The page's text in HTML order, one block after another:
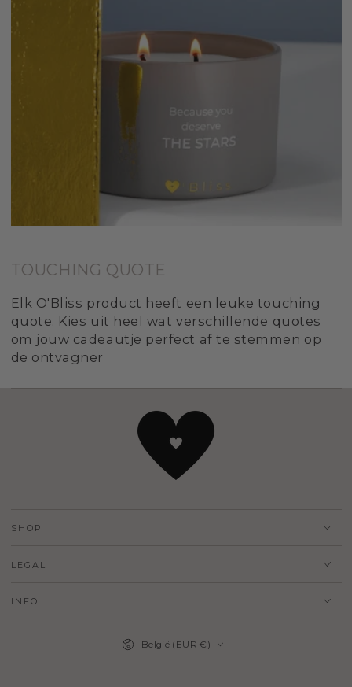
TOUCHING QUOTE
Elk O'Bliss product heeft een leuke touching
quote. Kies uit heel wat verschillende quotes
om jouw cadeautje perfect af te stemmen op
de ontvagner
SHOP
LEGAL
INFO
België (EUR €)